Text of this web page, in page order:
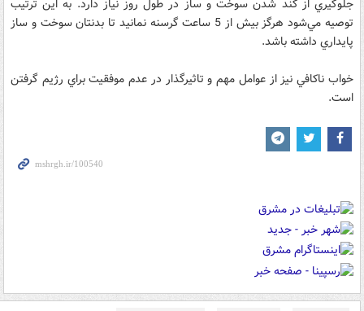
جلوگيري از كند شدن سوخت و ساز در طول روز نياز دارد. به اين ترتيب
توصيه مي‌شود هرگز بيش از 5 ساعت گرسنه نمانيد تا بدنتان سوخت و ساز
پايداري داشته باشد.
خواب ناكافي نيز از عوامل مهم و تاثيرگذار در عدم موفقيت براي رژيم گرفتن
است.